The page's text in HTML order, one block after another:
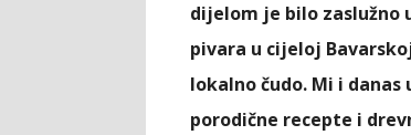
dijelom je bilo zaslužno
pivara u cijeloj
lokalno čudo. Mi i
porodične recepte i